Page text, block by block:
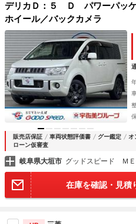
デリカＤ：５ Ｄ パワーパッ
ホイール／バックカメラ
販売店保証 車両状態評価書 グー鑑定 オ
ローン仮審査
岐阜県大垣市 グッドスピード Ｍ
在庫を確認・見積